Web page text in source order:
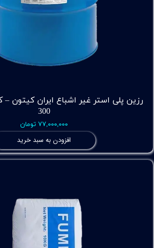
300
۷۷,۰۰۰,۰۰۰ تومان
افزودن به سبد خرید